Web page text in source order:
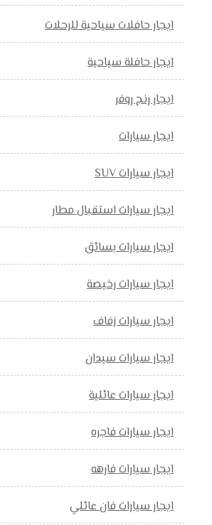
ايجار حافلات سياحية للرحلات
ايجار حافلة سياحية
ايجار رنج روفر
ايجار سيارات
ايجار سيارات SUV
ايجار سيارات استقبال مطار
ايجار سيارات بسائق
ايجار سيارات رخيصة
ايجار سيارات زفاف
ايجار سيارات سيدان
ايجار سيارات عائلية
ايجار سيارات فاجره
ايجار سيارات فارهه
ايجار سيارات فان عائلي